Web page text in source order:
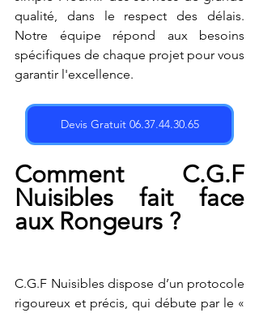
qualité, dans le respect des délais.
Notre équipe répond aux besoins
spécifiques de chaque projet pour vous
garantir l'excellence.
Devis Gratuit 06.37.44.30.65
Comment C.G.F
Nuisibles fait face
aux Rongeurs ?
C.G.F Nuisibles dispose d’un protocole
rigoureux et précis, qui débute par le «